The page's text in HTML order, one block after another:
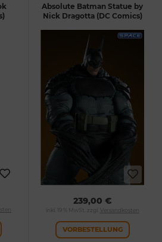
Absolute Batman Statue by
Nick Dragotta (DC Comics)
239,00 €
inkl. 19 % MwSt. zzgl. Versandkosten
VORBESTELLUNG